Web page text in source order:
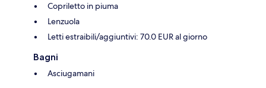
Copriletto in piuma
Lenzuola
Letti estraibili/aggiuntivi: 70.0 EUR al giorno
Bagni
Asciugamani